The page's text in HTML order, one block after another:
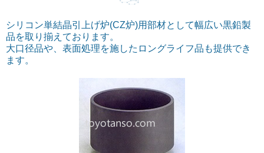
シリコン単結晶引上げ炉(CZ炉)用部材として幅広い黒鉛製
品を取り揃えております。
大口径品や、表面処理を施したロングライフ品も提供でき
ます。